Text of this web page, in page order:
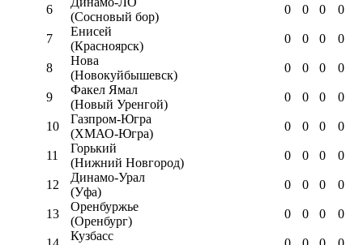
6
(Сосновый бор)
0 0 0 0
7
Енисей
(Красноярск)
0 0 0 0
8
Нова
(Новокуйбышевск)
0 0 0 0
9
Факел Ямал
(Новый Уренгой)
0 0 0 0
10
Газпром-Югра
(ХМАО-Югра)
0 0 0 0
11
Горький
(Нижний Новгород)
0 0 0 0
12
Динамо-Урал
(Уфа)
0 0 0 0
13
Оренбуржье
(Оренбург)
0 0 0 0
Кузбасс